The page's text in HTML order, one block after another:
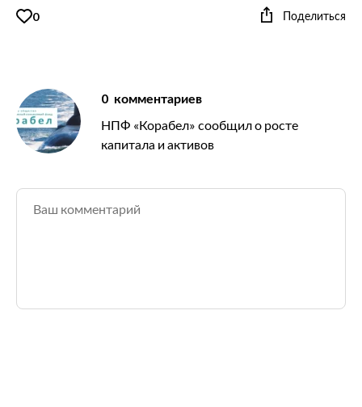
0 Поделиться
0 комментариев
НПФ «Корабел» сообщил о росте
капитала и активов